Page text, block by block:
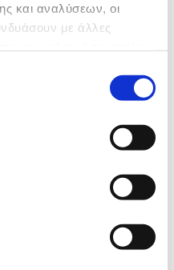
και αναλύσεων, οι
με άλλες